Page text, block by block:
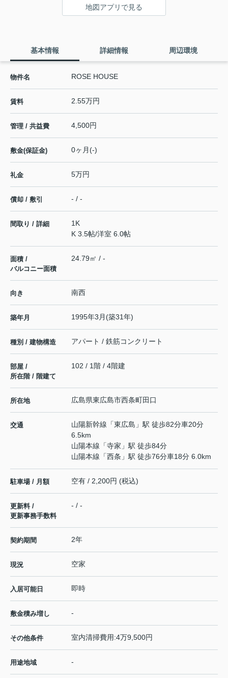
地図アプリで見る
基本情報 詳細情報 周辺環境
物件名 ROSE HOUSE
賃料 2.55万円
管理 / 共益費 4,500円
敷金(保証金) 0ヶ月(-)
礼金 5万円
償却 / 敷引 - / -
間取り / 詳細
1K
K 3.5帖/洋室 6.0帖
面積 /
バルコニー面積
24.79㎡ / -
向き 南西
築年月 1995年3月(築31年)
種別 / 建物構造 アパート / 鉄筋コンクリート
部屋 /
所在階 / 階建て
102 / 1階 / 4階建
所在地 広島県東広島市西条町田口
交通 山陽新幹線 「東広島 」駅 徒歩82分車20分
6.5km
山陽本線 「寺家 」駅 徒歩84分
山陽本線 「西条 」駅 徒歩76分車18分 6.0km
駐車場 / 月額 空有 / 2,200円 (税込)
更新料 /
更新事務手数料
- / -
契約期間 2年
現況 空家
入居可能日 即時
敷金積み増し -
その他条件 室内清掃費用:4万9,500円
用途地域 -